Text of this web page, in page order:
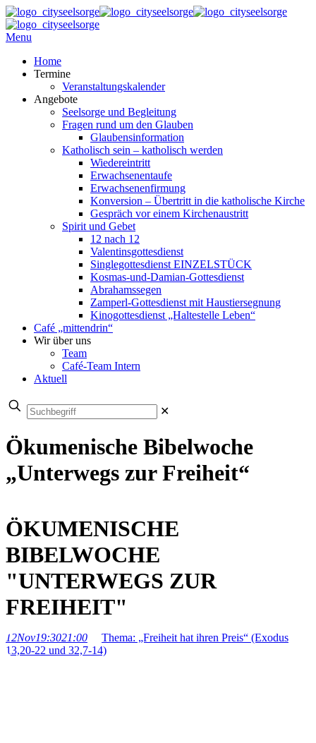
Menu
Home
Termine
Veranstaltungskalender
Angebote
Seelsorge und Begleitung
Fragen rund um den Glauben
Glaubensinformation
Katholisch sein – katholisch werden
Wiedereintritt
Erwachsenentaufe
Erwachsenenfirmung
Konversion – Übertritt in die katholische Kirche
Gespräch vor einem Kirchenaustritt
Spirit und Gebet
12 nach 12
Valentinsgottesdienst
Singlegottesdienst EINZELSTÜCK
Kosmas-und-Damian-Gottesdienst
Abrahamssegen
Zamperl-Gottesdienst mit Haustiersegnung
Kinogottesdienst „Haltestelle Leben“
Café „mittendrin“
Wir über uns
Team
Café-Team Intern
Aktuell
✕
Ökumenische Bibelwoche
„Unterwegs zur Freiheit“
ÖKUMENISCHE
BIBELWOCHE
"UNTERWEGS ZUR
FREIHEIT"
12Nov19:3021:00
Thema: „Freiheit hat ihren Preis“ (Exodus
13,20-22 und 32,7-14)